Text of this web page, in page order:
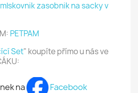
zasobnik na sacky v
PETPAM
Set" koupíte přímo u nás ve
na Facebook